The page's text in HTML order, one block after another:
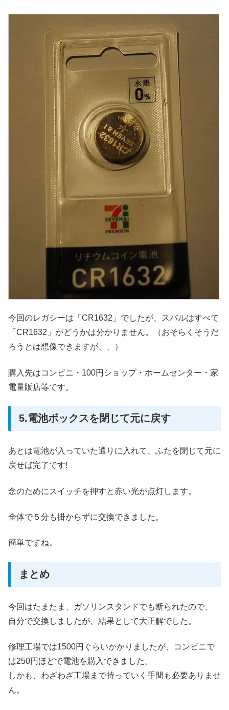
今回のレガシーは「CR1632」でしたが、スバルはすべて
「CR1632」がどうかは分かりません。（おそらくそうだ
ろうとは想像できますが、、）
購入先はコンビニ・100円ショップ・ホームセンター・家
電量販店等です。
5.電池ボックスを閉じて元に戻す
あとは電池が入っていた通りに入れて、ふたを閉じて元に
戻せば完了です!
念のためにスイッチを押すと赤い光が点灯します。
全体で５分も掛からずに交換できました。
簡単ですね。
まとめ
今回はたまたま、ガソリンスタンドでも断られたので、
自分で交換しましたが、結果として大正解でした。
修理工場では1500円ぐらいかかりましたが、コンビニで
は250円ほどで電池を購入できました。
しかも、わざわざ工場まで持っていく手間も必要ありませ
ん。